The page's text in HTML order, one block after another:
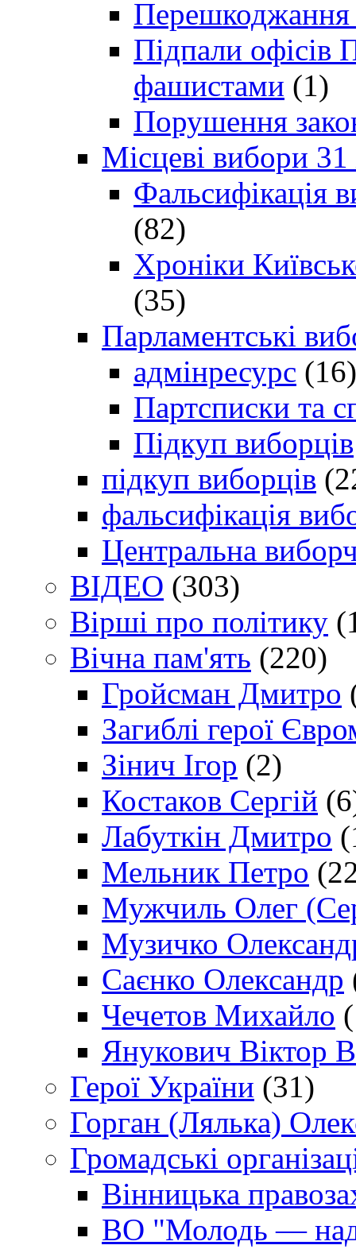
Перешкоджання
Підпали офісів
фашистами (1)
Порушення
Місцеві вибори
Фальсифікація
(82)
Хроніки
(35)
Парламентські
адмінресурс (16)
Партсписки та
Підкуп виборців
підкуп виборців
фальсифікація
Центральна
ВІДЕО (303)
Вірші про політику
Вічна пам'ять (220)
Гройсман Дмитро
Загиблі герої
Зінич Ігор (2)
Костаков Сергій
Лабуткін Дмитро
Мельник Петро
Мужчиль Олег
Музичко
Саєнко Олександр
Чечетов Михайло
Янукович Віктор
Герої України (31)
Горган (Лялька)
Громадські
Вінницька
ВО "Молодь —